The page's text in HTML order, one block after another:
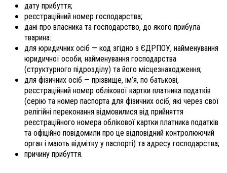
дату прибуття;
реєстраційний номер господарства;
дані про власника та господарство, до якого прибула
тварина:
для юридичних осіб — код згідно з ЄДРПОУ, найменування
юридичної особи, найменування господарства
(структурного підрозділу) та його місцезнаходження;
для фізичних осіб — прізвище, ім’я, по батькові,
реєстраційний номер облікової картки платника податків
(серію та номер паспорта для фізичних осіб, які через свої
релігійні переконання відмовилися від прийняття
реєстраційного номера облікової картки платника податків
та офіційно повідомили про це відповідний контролюючий
орган і мають відмітку у паспорті) та адресу господарства;
причину прибуття.